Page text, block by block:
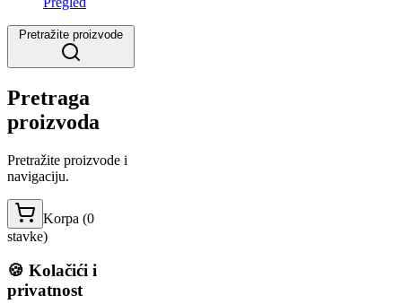
Pretražite proizvode
Pretraga
proizvoda
Pretražite proizvode i
navigaciju.
Korpa (0
stavke)
🍪 Kolačići i
privatnost